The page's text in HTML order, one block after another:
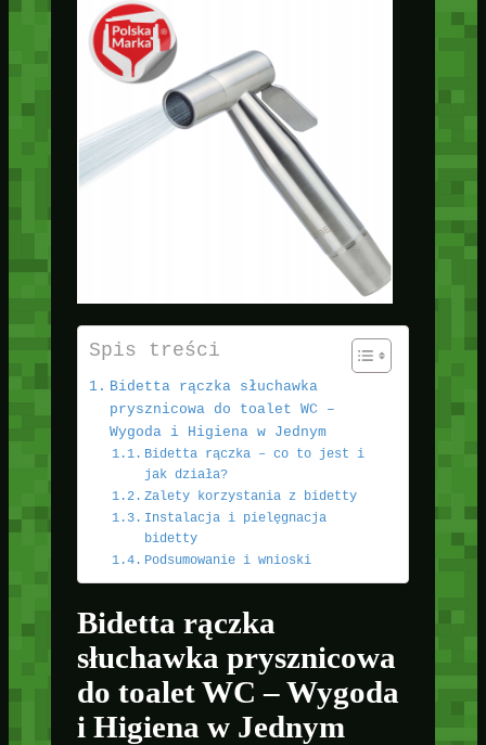
Spis treści
Bidetta rączka słuchawka
prysznicowa do toalet WC –
Wygoda i Higiena w Jednym
Bidetta rączka – co to jest i
jak działa?
Zalety korzystania z bidetty
Instalacja i pielęgnacja
bidetty
Podsumowanie i wnioski
Bidetta rączka
słuchawka prysznicowa
do toalet WC – Wygoda
i Higiena w Jednym